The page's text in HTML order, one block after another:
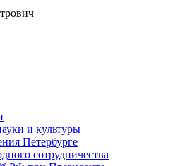
и культуры
Петербурге
сотрудничества